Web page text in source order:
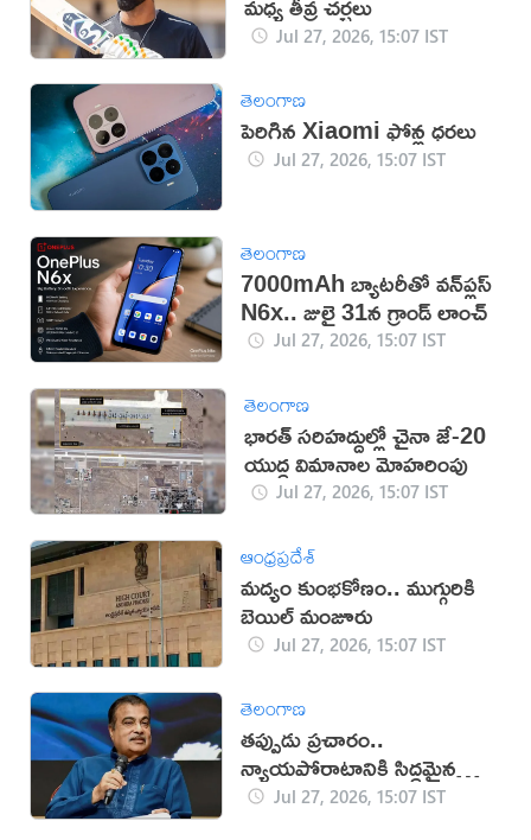
Jul 27, 2026, 15:07 IST
తెలంగాణ
పెరిగిన Xiaomi ఫోన్ల ధరలు
Jul 27, 2026, 15:07 IST
తెలంగాణ
7000mAh బ్యాటరీతో వన్‌ప్లస్
N6x.. జులై 31న గ్రాండ్ లాంచ్
Jul 27, 2026, 15:07 IST
తెలంగాణ
భారత్ సరిహద్దుల్లో చైనా జే-20
యుద్ధ విమానాల మోహరింపు
Jul 27, 2026, 15:07 IST
ఆంధ్రప్రదేశ్
మద్యం కుంభకోణం.. ముగ్గురికి
బెయిల్ మంజూరు
Jul 27, 2026, 15:07 IST
తెలంగాణ
తప్పుడు ప్రచారం..
న్యాయపోరాటానికి సిద్ధమైన
గడ్కరీ!Jul 27, 2026, 15:07 IST